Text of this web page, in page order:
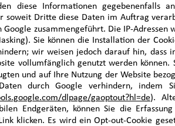
diese Informationen gegebenenfalls
soweit Dritte diese Daten im Auftrag
zusammengeführt. Die IP-Adressen
Sie können die Installation der
wir weisen jedoch darauf hin, dass
vollumfänglich genutzt werden
und auf Ihre Nutzung der Website
durch Google verhindern, indem
dlpage/gaoptout?hl=de).
Endgeräten, können Sie die
klicken. Es wird ein Opt-out-Cookie